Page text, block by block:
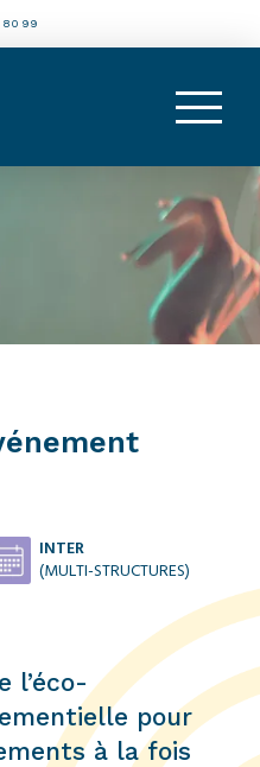
80 99
INTER
(MULTI-STRUCTURES)
l’éco-
pour
à la fois